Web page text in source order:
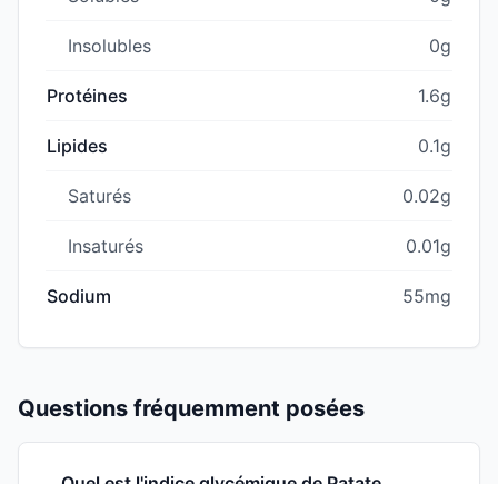
Insolubles 0g
Protéines 1.6g
Lipides 0.1g
Saturés 0.02g
Insaturés 0.01g
Sodium 55mg
Questions fréquemment posées